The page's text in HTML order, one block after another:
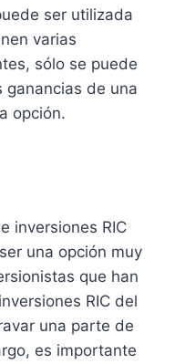
ser utilizada
varias
sólo se puede
ganancias de una
opción.
inversiones RIC
una opción muy
que han
RIC del
una parte de
es importante